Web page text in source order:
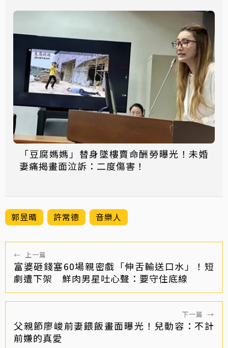
「豆腐媽媽」替身墜樓賣命酬勞曝光！未婚
妻痛揭畫面泣訴：二度傷害！
郭昱晴 許常德 音樂人
← 上一篇
富婆砸錢塞60場親密戲「伸舌輸送口水」！短
劇遭下架 鮮肉男星吐心聲：要守住底線
下一篇 →
父親節廖峻前妻餵飯畫面曝光！兒動容：不計
前嫌的真愛